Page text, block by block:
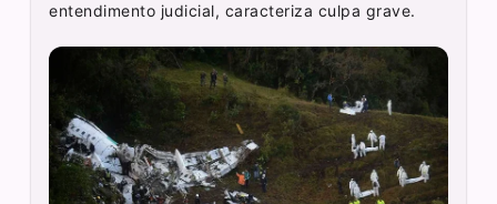
entendimento judicial, caracteriza culpa grave.